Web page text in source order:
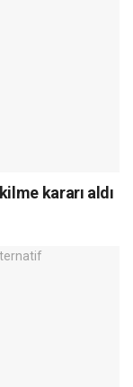
kararı aldı